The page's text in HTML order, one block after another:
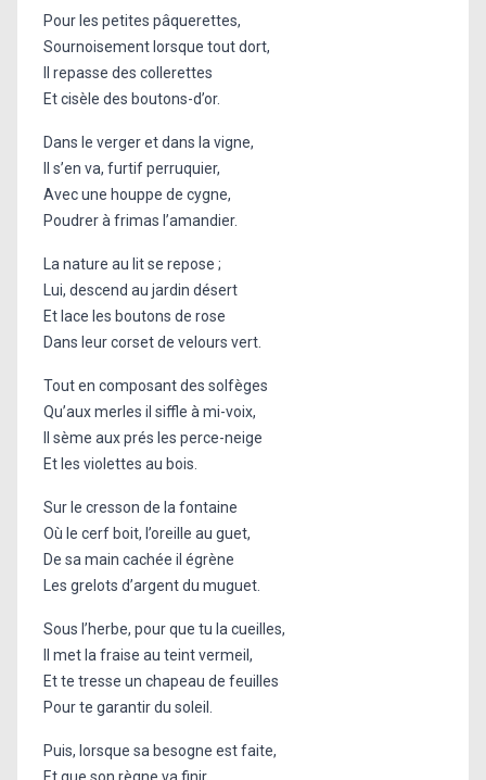
Pour les petites pâquerettes,
Sournoisement lorsque tout dort,
II repasse des collerettes
Et cisèle des boutons-d’or.
Dans le verger et dans la vigne,
II s’en va, furtif perruquier,
Avec une houppe de cygne,
Poudrer à frimas l’amandier.
La nature au lit se repose ;
Lui, descend au jardin désert
Et lace les boutons de rose
Dans leur corset de velours vert.
Tout en composant des solfèges
Qu’aux merles il siffle à mi-voix,
II sème aux prés les perce-neige
Et les violettes au bois.
Sur le cresson de la fontaine
Où le cerf boit, l’oreille au guet,
De sa main cachée il égrène
Les grelots d’argent du muguet.
Sous l’herbe, pour que tu la cueilles,
II met la fraise au teint vermeil,
Et te tresse un chapeau de feuilles
Pour te garantir du soleil.
Puis, lorsque sa besogne est faite,
Et que son règne va finir,